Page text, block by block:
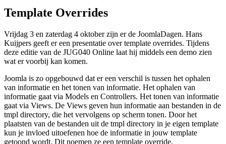
Template Overrides
Vrijdag 3 en zaterdag 4 oktober zijn er de JoomlaDagen. Hans
Kuijpers geeft er een presentatie over template overrides. Tijdens
deze editie van de JUG040 Online laat hij middels een demo zien
wat er voorbij kan komen.
Joomla is zo opgebouwd dat er een verschil is tussen het ophalen
van informatie en het tonen van informatie. Het ophalen van
informatie gaat via Models en Controllers. Het tonen van informatie
gaat via Views. De Views geven hun informatie aan bestanden in de
tmpl directory, die het vervolgens op scherm tonen. Door het
plaatsten van de bestanden uit de tmpl directory in je eigen template
kun je invloed uitoefenen hoe de informatie in jouw template
getoond wordt. Dit noemen ze een template override.